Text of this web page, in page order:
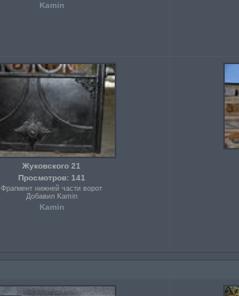
Kamin
Жуковского 21
Просмотров: 141
Фрагмент нижней части ворот
Добавил Kamin
Kamin